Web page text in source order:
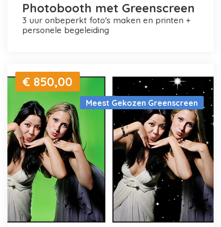
Photobooth met Greenscreen
3 uur onbeperkt foto's maken en printen +
personele begeleiding
Meest Gekozen Greenscreen
€ 850,00